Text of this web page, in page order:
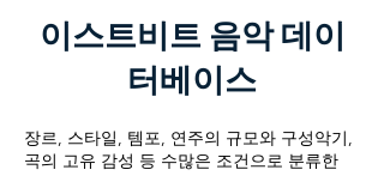
이스트비트 음악 데이
터베이스
장르, 스타일, 템포, 연주의 규모와 구성악기,
곡의 고유 감성 등 수많은 조건으로 분류한